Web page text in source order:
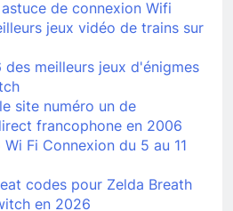
de connexion Wifi
jeux vidéo de trains sur
des meilleurs jeux d'énigmes
site numéro un de
francophone en 2006
Fi Connexion du 5 au 11
codes pour Zelda Breath
en 2026